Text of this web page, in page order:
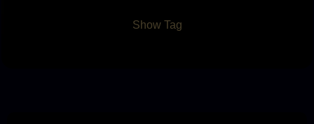
Show Tag